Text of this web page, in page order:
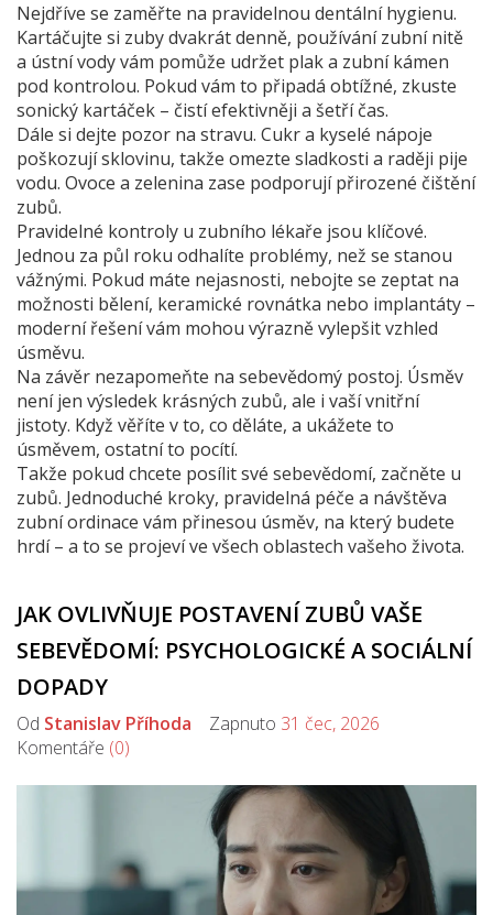
Nejdříve se zaměřte na pravidelnou dentální hygienu.
Kartáčujte si zuby dvakrát denně, používání zubní nitě
a ústní vody vám pomůže udržet plak a zubní kámen
pod kontrolou. Pokud vám to připadá obtížné, zkuste
sonický kartáček – čistí efektivněji a šetří čas.
Dále si dejte pozor na stravu. Cukr a kyselé nápoje
poškozují sklovinu, takže omezte sladkosti a raději pije
vodu. Ovoce a zelenina zase podporují přirozené čištění
zubů.
Pravidelné kontroly u zubního lékaře jsou klíčové.
Jednou za půl roku odhalíte problémy, než se stanou
vážnými. Pokud máte nejasnosti, nebojte se zeptat na
možnosti bělení, keramické rovnátka nebo implantáty –
moderní řešení vám mohou výrazně vylepšit vzhled
úsměvu.
Na závěr nezapomeňte na sebevědomý postoj. Úsměv
není jen výsledek krásných zubů, ale i vaší vnitřní
jistoty. Když věříte v to, co děláte, a ukážete to
úsměvem, ostatní to pocítí.
Takže pokud chcete posílit své sebevědomí, začněte u
zubů. Jednoduché kroky, pravidelná péče a návštěva
zubní ordinace vám přinesou úsměv, na který budete
hrdí – a to se projeví ve všech oblastech vašeho života.
JAK OVLIVŇUJE POSTAVENÍ ZUBŮ VAŠE
SEBEVĚDOMÍ: PSYCHOLOGICKÉ A SOCIÁLNÍ
DOPADY
Od Stanislav Příhoda Zapnuto 31 čec, 2026
Komentáře (0)